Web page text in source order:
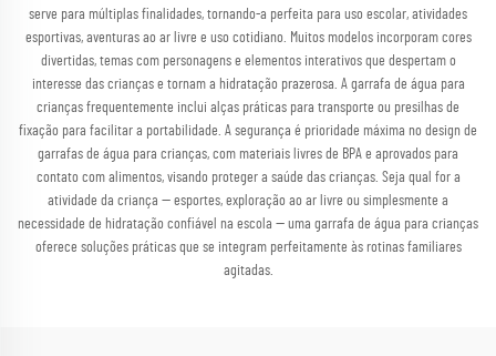
serve para múltiplas finalidades, tornando-a perfeita para uso escolar, atividades
esportivas, aventuras ao ar livre e uso cotidiano. Muitos modelos incorporam cores
divertidas, temas com personagens e elementos interativos que despertam o
interesse das crianças e tornam a hidratação prazerosa. A garrafa de água para
crianças frequentemente inclui alças práticas para transporte ou presilhas de
fixação para facilitar a portabilidade. A segurança é prioridade máxima no design de
garrafas de água para crianças, com materiais livres de BPA e aprovados para
contato com alimentos, visando proteger a saúde das crianças. Seja qual for a
atividade da criança — esportes, exploração ao ar livre ou simplesmente a
necessidade de hidratação confiável na escola — uma garrafa de água para crianças
oferece soluções práticas que se integram perfeitamente às rotinas familiares
agitadas.